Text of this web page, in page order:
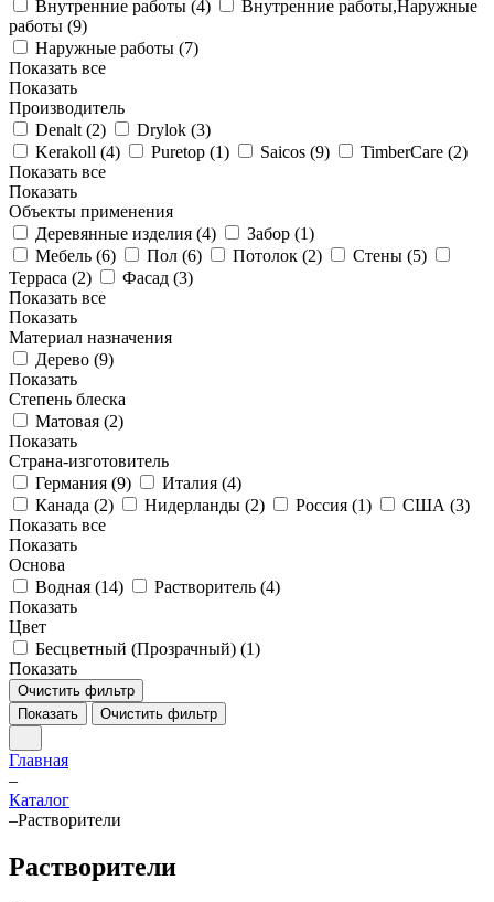
Внутренние работы (4)
Внутренние работы,Наружные
работы (9)
Наружные работы (7)
Показать все
Показать
Производитель
Denalt (2) Drylok (3)
Kerakoll (4) Puretop (1) Saicos (9) TimberCare (2)
Показать все
Показать
Объекты применения
Деревянные изделия (4) Забор (1)
Мебель (6) Пол (6) Потолок (2) Стены (5)
Терраса (2) Фасад (3)
Показать все
Показать
Материал назначения
Дерево (9)
Показать
Степень блеска
Матовая (2)
Показать
Страна-изготовитель
Германия (9) Италия (4)
Канада (2) Нидерланды (2) Россия (1) США (3)
Показать все
Показать
Основа
Водная (14) Растворитель (4)
Показать
Цвет
Бесцветный (Прозрачный) (1)
Показать
Очистить фильтр
Показать
Очистить фильтр
Главная
–
Каталог
–Растворители
Растворители